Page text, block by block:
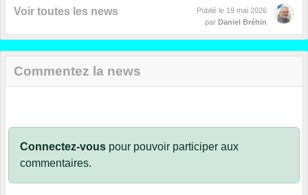
Voir toutes les news Publié le 19 mai 2026
par Daniel Bréhin
Commentez la news
Connectez-vous pour pouvoir participer aux
commentaires.